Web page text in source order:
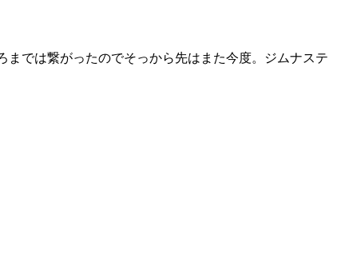
では繋がったのでそっから先はまた今度。ジムナステ